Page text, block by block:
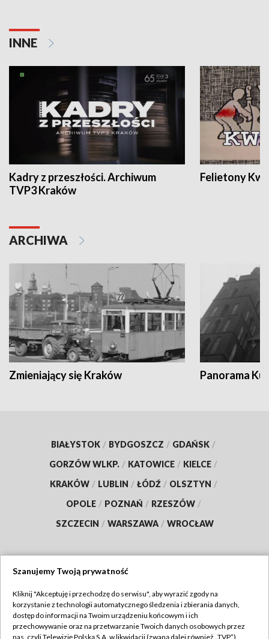
INNE
Kadry z przeszłości. Archiwum
TVP3 Kraków
Felietony
ARCHIWA
Zmieniający się Kraków Panorama
BIAŁYSTOK / BYDGOSZCZ / GDAŃSK /
GORZÓW WLKP. / KATOWICE / KIELCE /
KRAKÓW / LUBLIN / ŁÓDŹ / OLSZTYN /
OPOLE / POZNAŃ / RZESZÓW /
SZCZECIN / WARSZAWA / WROCŁAW
TVP
Abonament TVP
Regulamin TVP
Szanujemy Twoją prywatność
Kliknij "Akceptuję i przechodzę do serwisu", aby wyrazić zgody na
korzystanie z technologii automatycznego śledzenia i zbierania danych,
dostęp do informacji na Twoim urządzeniu końcowym i ich
przechowywanie oraz na przetwarzanie Twoich danych osobowych przez
nas, czyli Telewizję Polską S.A. w likwidacji (zwaną dalej również „TVP”),